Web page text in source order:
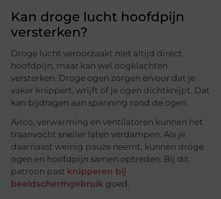
Kan droge lucht hoofdpijn
versterken?
Droge lucht veroorzaakt niet altijd direct
hoofdpijn, maar kan wel oogklachten
versterken. Droge ogen zorgen ervoor dat je
vaker knippert, wrijft of je ogen dichtknijpt. Dat
kan bijdragen aan spanning rond de ogen.
Airco, verwarming en ventilatoren kunnen het
traanvocht sneller laten verdampen. Als je
daarnaast weinig pauze neemt, kunnen droge
ogen en hoofdpijn samen optreden. Bij dit
patroon past knipperen bij
beeldschermgebruik goed.